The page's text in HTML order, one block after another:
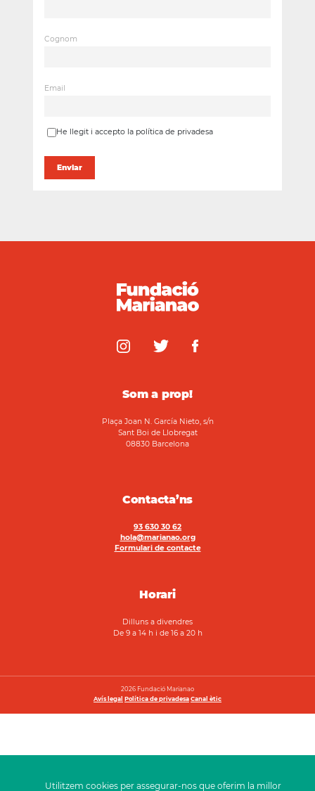
Utilitzem cookies per assegurar-nos que oferim la millor
Cognom
Email
He llegit i accepto la política de privadesa
Som a prop!
Plaça Joan N. García Nieto, s/n
Sant Boi de Llobregat
08830 Barcelona
Contacta’ns
93 630 30 62
hola@marianao.org
Formulari de contacte
Horari
Dilluns a divendres
De 9 a 14 h i de 16 a 20 h
2026 Fundació Marianao
Avís legal Política de privadesa Canal ètic